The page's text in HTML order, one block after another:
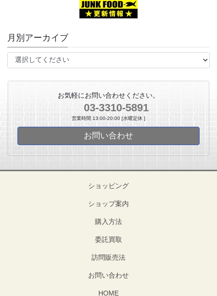
月別アーカイブ
お気軽にお問い合わせください。
03-3310-5891
営業時間 13:00-20:00 [水曜定休 ]
お問い合わせ
ショッピング
ショップ案内
購入方法
委託買取
訪問販売法
お問い合わせ
HOME